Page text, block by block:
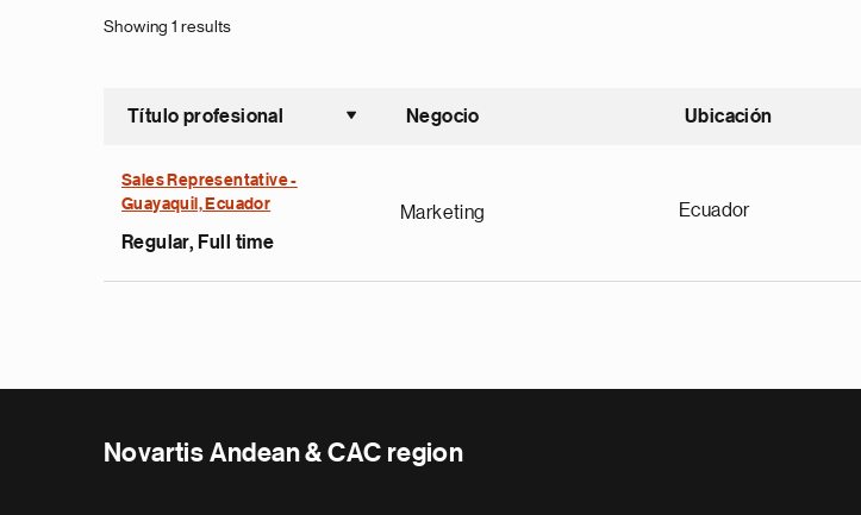
Showing 1 results
Título profesional
Ordenar ascendente
Negocio Ubicación
Sales Representative -
Guayaquil, Ecuador
Regular, Full time
Marketing Ecuador
Novartis Andean & CAC region